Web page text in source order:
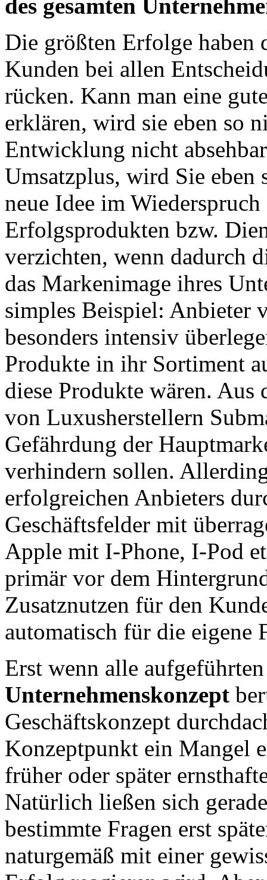
des gesamten
Die größten Erfolge haben
Kunden bei allen
rücken. Kann man eine
erklären, wird sie eben so
Entwicklung nicht
Umsatzplus, wird Sie eben
neue Idee im
Erfolgsprodukten bzw.
verzichten, wenn dadurch
das Markenimage ihres
simples Beispiel: Anbieter
besonders intensiv
Produkte in ihr Sortiment
diese Produkte wären.
von Luxusherstellern
Gefährdung der
verhindern sollen.
erfolgreichen Anbieters
Geschäftsfelder mit
Apple mit I-Phone, I-Pod
primär vor dem
Zusatznutzen für den
automatisch für die eigene
Erst wenn alle
Unternehmenskonzept
Geschäftskonzept
Konzeptpunkt ein Mangel
früher oder später
Natürlich ließen sich
bestimmte Fragen erst
naturgemäß mit einer